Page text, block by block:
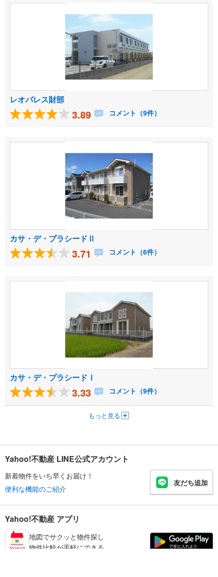
レオパレス財部
3.89 コメント（9件）
カサ・デ・プラシードⅡ
3.71 コメント（6件）
カサ・デ・プラシードⅠ
3.33 コメント（9件）
もっと見る
Yahoo!不動産 LINE公式アカウント
新着物件をいち早くお届け！
便利な機能のご紹介
友だち追加
Yahoo!不動産 アプリ
地図でサクッと物件探し
物件比較が手軽にできる